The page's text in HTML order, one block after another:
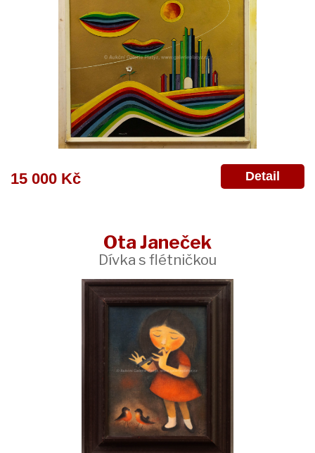
15 000 Kč Detail
Ota Janeček
Dívka s flétničkou